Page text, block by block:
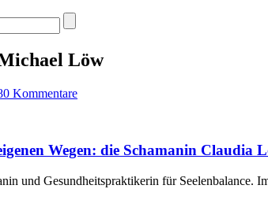
Löw
0 Kommentare
Wegen: die Schamanin Claudia
und Gesundheitspraktikerin für Seelenbalance.